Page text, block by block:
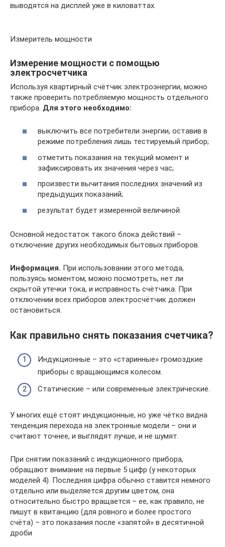
выводятся на дисплей уже в киловаттах.
Измеритель мощности
Измерение мощности с помощью
электросчетчика
Используя квартирный счётчик электроэнергии, можно
также проверить потребляемую мощность отдельного
прибора. Для этого необходимо:
выключить все потребители энергии, оставив в
режиме потребления лишь тестируемый прибор;
отметить показания на текущий момент и
зафиксировать их значения через час;
произвести вычитания последних значений из
предыдущих показаний;
результат будет измеренной величиной.
Основной недостаток такого блока действий –
отключение других необходимых бытовых приборов.
Информация. При использовании этого метода,
пользуясь моментом, можно посмотреть, нет ли
скрытой утечки тока, и исправность счётчика. При
отключении всех приборов электросчётчик должен
остановиться.
Как правильно снять показания счетчика?
Индукционные – это «старинные» громоздкие
приборы с вращающимся колесом.
Статические – или современные электрические.
У многих ещё стоят индукционные, но уже чётко видна
тенденция перехода на электронные модели – они и
считают точнее, и выглядят лучше, и не шумят.
При снятии показаний с индукционного прибора,
обращают внимание на первые 5 цифр (у некоторых
моделей 4). Последняя цифра обычно ставится немного
отдельно или выделяется другим цветом, она
относительно быстро вращается – ее, как правило, не
пишут в квитанцию (для ровного и более простого
счёта) – это показания после «запятой» в десятичной
дроби